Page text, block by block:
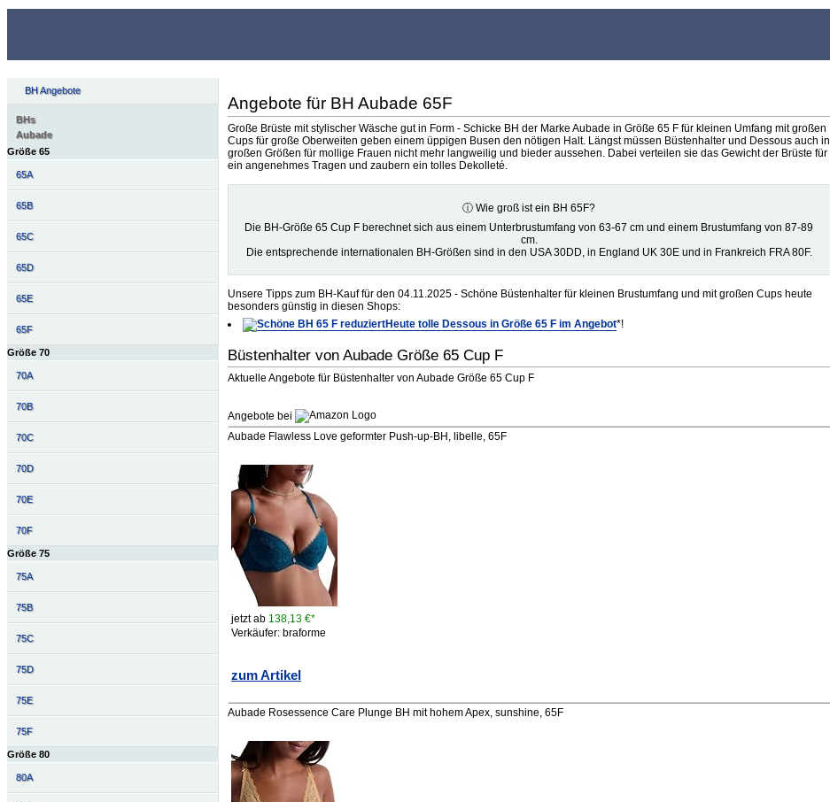
BH Angebote
BHs
Aubade
Größe 65
65A
65B
65C
65D
65E
65F
Größe 70
70A
70B
70C
70D
70E
70F
Größe 75
75A
75B
75C
75D
75E
75F
Größe 80
80A
Angebote für BH Aubade 65F
Große Brüste mit stylischer Wäsche gut in Form - Schicke BH der Marke Aubade in Größe 65 F für kleinen Umfang mit großen
Cups für große Oberweiten geben einem üppigen Busen den nötigen Halt. Längst müssen Büstenhalter und Dessous auch in
großen Größen für mollige Frauen nicht mehr langweilig und bieder aussehen. Dabei verteilen sie das Gewicht der Brüste für
ein angenehmes Tragen und zaubern ein tolles Dekolleté.
ⓘ Wie groß ist ein BH 65F?
Die BH-Größe 65 Cup F berechnet sich aus einem Unterbrustumfang von 63-67 cm und einem Brustumfang von 87-89
cm.
Die entsprechende internationalen BH-Größen sind in den USA 30DD, in England UK 30E und in Frankreich FRA 80F.
Unsere Tipps zum BH-Kauf für den 04.11.2025 - Schöne Büstenhalter für kleinen Brustumfang und mit großen Cups heute
besonders günstig in diesen Shops:
Heute tolle Dessous in Größe 65 F im Angebot*!
Büstenhalter von Aubade Größe 65 Cup F
Aktuelle Angebote für Büstenhalter von Aubade Größe 65 Cup F
Angebote bei
Aubade Flawless Love geformter Push-up-BH, libelle, 65F
jetzt ab 138,13 €*
Verkäufer: braforme
zum Artikel
Aubade Rosessence Care Plunge BH mit hohem Apex, sunshine, 65F